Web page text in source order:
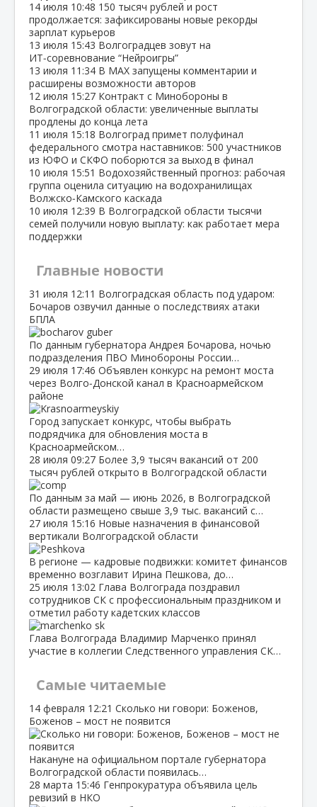
14 июля 10:48 150 тысяч рублей и рост
продолжается: зафиксированы новые рекорды
зарплат курьеров
13 июля 15:43 Волгоградцев зовут на
ИТ‑соревнование “Нейроигры”
13 июля 11:34 В МАХ запущены комментарии и
расширены возможности авторов
12 июля 15:27 Контракт с Минобороны в
Волгоградской области: увеличенные выплаты
продлены до конца лета
11 июля 15:18 Волгоград примет полуфинал
федерального смотра наставников: 500 участников
из ЮФО и СКФО поборются за выход в финал
10 июля 15:51 Водохозяйственный прогноз: рабочая
группа оценила ситуацию на водохранилищах
Волжско‑Камского каскада
10 июля 12:39 В Волгоградской области тысячи
семей получили новую выплату: как работает мера
поддержки
Главные новости
31 июля 12:11 Волгоградская область под ударом:
Бочаров озвучил данные о последствиях атаки
БПЛА
По данным губернатора Андрея Бочарова, ночью
подразделения ПВО Минобороны России…
29 июля 17:46 Объявлен конкурс на ремонт моста
через Волго‑Донской канал в Красноармейском
районе
Город запускает конкурс, чтобы выбрать
подрядчика для обновления моста в
Красноармейском…
28 июля 09:27 Более 3,9 тысяч вакансий от 200
тысяч рублей открыто в Волгоградской области
По данным за май — июнь 2026, в Волгоградской
области размещено свыше 3,9 тыс. вакансий с…
27 июля 15:16 Новые назначения в финансовой
вертикали Волгоградской области
В регионе — кадровые подвижки: комитет финансов
временно возглавит Ирина Пешкова, до…
25 июля 13:02 Глава Волгограда поздравил
сотрудников СК с профессиональным праздником и
отметил работу кадетских классов
Глава Волгограда Владимир Марченко принял
участие в коллегии Следственного управления СК…
Самые читаемые
14 февраля 12:21 Сколько ни говори: Боженов,
Боженов – мост не появится
Накануне на официальном портале губернатора
Волгоградской области появилась…
28 марта 15:46 Генпрокуратура объявила цель
ревизий в НКО